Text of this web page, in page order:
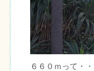
６６０ｍって・・